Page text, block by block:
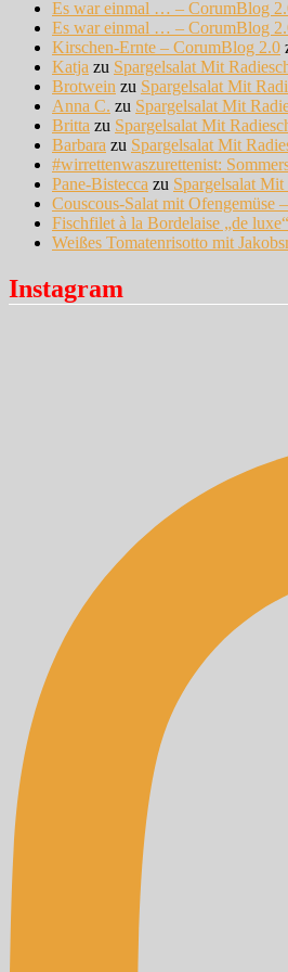
Es war einmal … – CorumBlog
Es war einmal … – CorumBlog
Kirschen-Ernte – CorumBlog 2.0
Katja zu Spargelsalat Mit
Brotwein zu Spargelsalat Mit
Anna C. zu Spargelsalat Mit
Britta zu Spargelsalat Mit
Barbara zu Spargelsalat Mit
#wirrettenwaszurettenist:
Pane-Bistecca zu Spargelsalat
Couscous-Salat mit Ofengemüse
Fischfilet à la Bordelaise „de
Weißes Tomatenrisotto mit
Instagram